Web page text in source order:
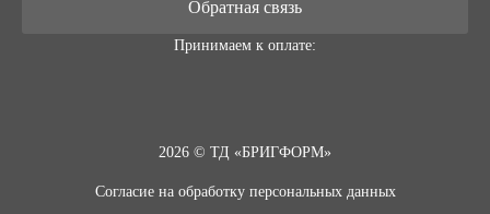
Обратная связь
Принимаем к оплате:
2026 © ТД «БРИГФОРМ»
Согласие на обработку персональных данных